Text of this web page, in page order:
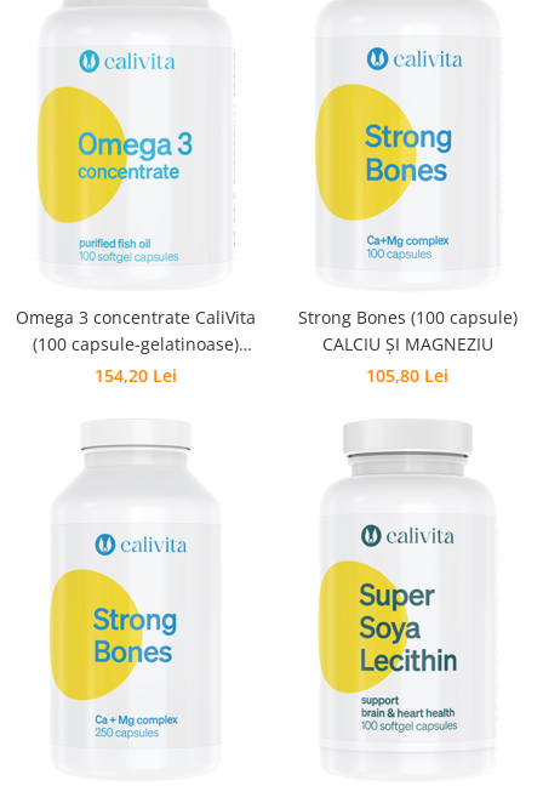
Omega 3 concentrate CaliVita
(100 capsule-gelatinoase)
Concentrat de Omega 3
154,20 Lei
Strong Bones (100 capsule)
CALCIU ŞI MAGNEZIU
105,80 Lei